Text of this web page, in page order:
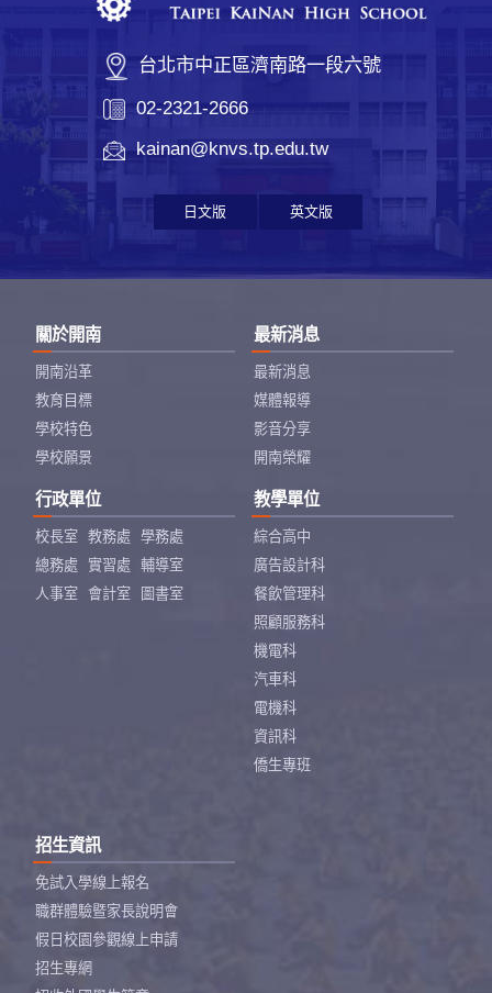
台北市中正區濟南路一段六號
02-2321-2666
kainan@knvs.tp.edu.tw
日文版 英文版
關於開南
開南沿革
教育目標
學校特色
學校願景
最新消息
最新消息
媒體報導
影音分享
開南榮耀
行政單位
校長室 教務處
學務處
總務處
實習處
輔導室
人事室
會計室 圖書室
教學單位
綜合高中
廣告設計科
餐飲管理科
照顧服務科
機電科
汽車科
電機科
資訊科
僑生專班
招生資訊
免試入學線上報名
職群體驗暨家長說明會
假日校園參觀線上申請
招生專網